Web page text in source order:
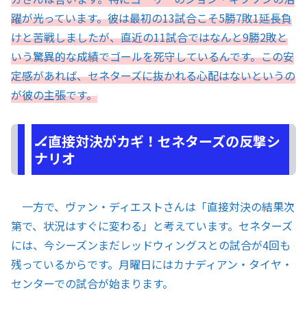
躍が光っています。彼は最初の13試合こそ5勝7敗1延長負
けと苦戦しましたが、直近の11試合ではなんと9勝2敗と
いう驚異的な成績でゴールを死守しているんです。この安
定感があれば、セネターズに抜かれる心配はないというの
が彼の主張です。
🏒直接対決がカギ！セネターズの反撃シ
ナリオ
一方で、ヴァン・ディエストさんは「直接対決の結果次
第で、状況はすぐに変わる」と考えています。セネターズ
には、今シーズンまだレッドウィングスとの試合が4回も
残っているからです。月曜日にはカナディアン・タイヤ・
センターでの試合が始まります。